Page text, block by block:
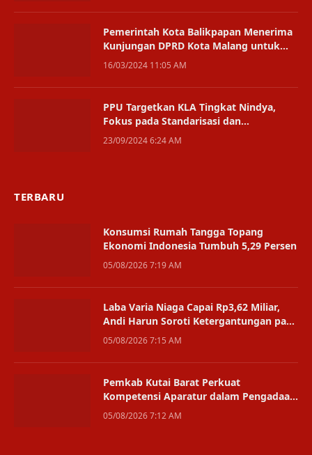
Pemerintah Kota Balikpapan Menerima
Kunjungan DPRD Kota Malang untuk
Studi Tiru Program Beasiswa
16/03/2024 11:05 AM
PPU Targetkan KLA Tingkat Nindya,
Fokus pada Standarisasi dan
Pencegahan Stunting
23/09/2024 6:24 AM
TERBARU
Konsumsi Rumah Tangga Topang
Ekonomi Indonesia Tumbuh 5,29 Persen
05/08/2026 7:19 AM
Laba Varia Niaga Capai Rp3,62 Miliar,
Andi Harun Soroti Ketergantungan pada
Satu Bisnis
05/08/2026 7:15 AM
Pemkab Kutai Barat Perkuat
Kompetensi Aparatur dalam Pengadaan
Digital
05/08/2026 7:12 AM